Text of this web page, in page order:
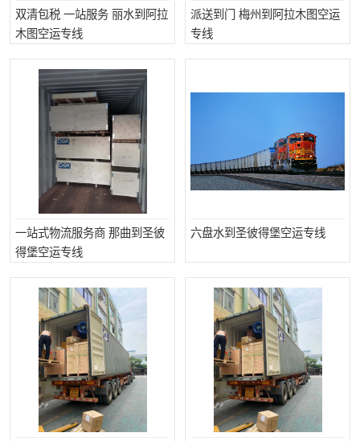
双清包税 一站服务 丽水到阿拉
木图空运专线
派送到门 梅州到阿拉木图空运
专线
一站式物流服务商 那曲到圣彼
得堡空运专线
六盘水到圣彼得堡空运专线